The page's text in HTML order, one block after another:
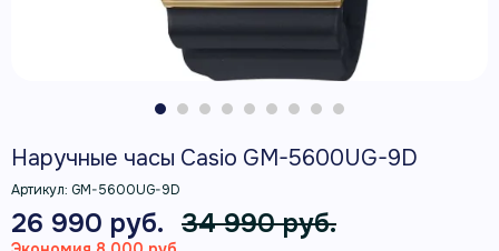
Наручные часы Casio GM-5600UG-9D
Артикул: GM-5600UG-9D
26 990 руб. 34 990 руб.